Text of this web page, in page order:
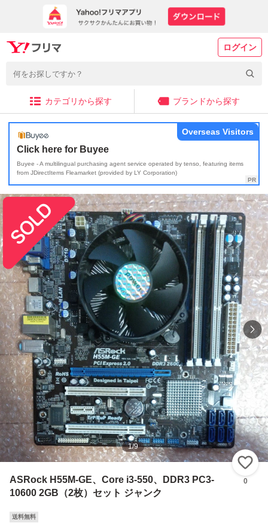
ログイン
カテゴリから探す ブランドから探す
Click here for Buyee
Buyee - A multilingual purchasing agent service operated by tenso, featuring items
from JDirectItems Fleamarket (provided by LY Corporation)
Overseas Visitors
1/9
ASRock H55M-GE、Core i3-550、DDR3 PC3-
10600 2GB（2枚）セット ジャンク
0
送料無料